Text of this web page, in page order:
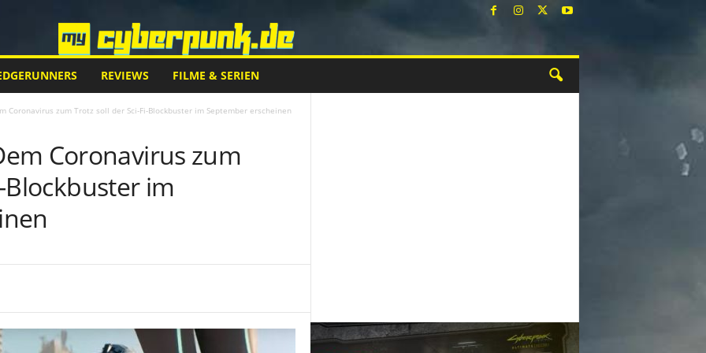
REVIEWS FILME & SERIEN
Coronavirus zum Trotz soll der Sci-Fi-Blockbuster im September erscheinen
Coronavirus zum
Blockbuster im